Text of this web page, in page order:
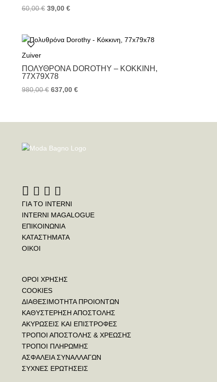
60,00€ 39,00 €
Zuiver
ΠΟΛΥΘΡΌΝΑ DOROTHY – ΚΌΚΚΙΝΗ,
77X79X78
980,00€ 637,00 €
ΓΙΑ ΤΟ INTERNI
INTERNI MAGALOGUE
ΕΠΙΚΟΙΝΩΝΙΑ
ΚΑΤΑΣΤΗΜΑΤΑ
ΟΙΚΟΙ
ΟΡΟΙ ΧΡΗΣΗΣ
COOKIES
ΔΙΑΘΕΣΙΜΟΤΗΤΑ ΠΡΟΙΟΝΤΩΝ
ΚΑΘΥΣΤΕΡΗΣΗ ΑΠΟΣΤΟΛΗΣ
ΑΚΥΡΩΣΕΙΣ ΚΑΙ ΕΠΙΣΤΡΟΦΕΣ
ΤΡΟΠΟΙ ΑΠΟΣΤΟΛΗΣ & ΧΡΕΩΣΗΣ
ΤΡΟΠΟΙ ΠΛΗΡΩΜΗΣ
ΑΣΦΑΛΕΙΑ ΣΥΝΑΛΛΑΓΩΝ
ΣΥΧΝΕΣ ΕΡΩΤΗΣΕΙΣ